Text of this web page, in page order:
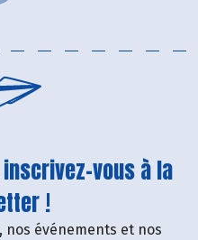
vous à la
!
événements et nos